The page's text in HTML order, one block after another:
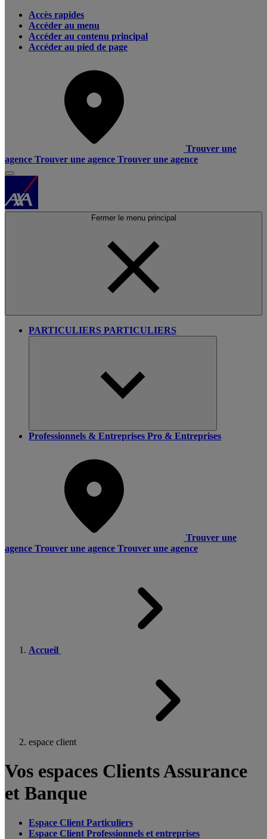
Accès rapides
Accéder au menu
Accéder au contenu principal
Accéder au pied de page
Trouver une
agence Trouver une agence Trouver une agence
Fermer le menu principal
PARTICULIERS PARTICULIERS
Professionnels & Entreprises Pro & Entreprises
Trouver une
agence Trouver une agence Trouver une agence
Accueil
espace client
Vos espaces Clients Assurance
et Banque
Espace Client Particuliers
Espace Client Professionnels et entreprises